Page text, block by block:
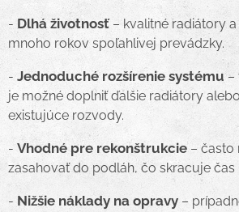
- Dlhá životnosť– kvalitné radiátory
mnoho rokov spoľahlivej prevádzky.
- Jednoduché rozšírenie systému–
je možné doplniť ďalšie radiátory
existujúce rozvody.
- Vhodné pre rekonštrukcie – často
zasahovať do podláh, čo skracuje čas
- Nižšie náklady na opravy –